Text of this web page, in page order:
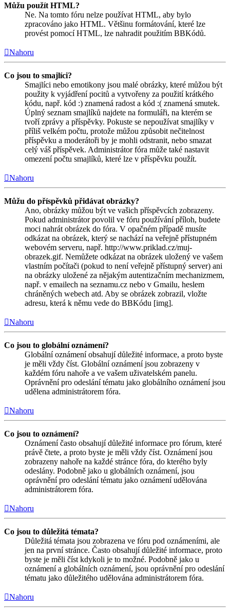
Můžu použít HTML?
Ne. Na tomto fóru nelze používat HTML, aby bylo
zpracováno jako HTML. Většinu formátování, které lze
provést pomocí HTML, lze nahradit použitím BBKódů.
Nahoru
Co jsou to smajlíci?
Smajlíci nebo emotikony jsou malé obrázky, které můžou být
použity k vyjádření pocitů a vytvořeny za použití krátkého
kódu, např. kód :) znamená radost a kód :( znamená smutek.
Úplný seznam smajlíků najdete na formuláři, na kterém se
tvoří zprávy a příspěvky. Pokuste se nepoužívat smajlíky v
příliš velkém počtu, protože můžou způsobit nečitelnost
příspěvku a moderátoři by je mohli odstranit, nebo smazat
celý váš příspěvek. Administrátor fóra může také nastavit
omezení počtu smajlíků, které lze v příspěvku použít.
Nahoru
Můžu do příspěvků přidávat obrázky?
Ano, obrázky můžou být ve vašich příspěvcích zobrazeny.
Pokud administrátor povolil ve fóru používání příloh, budete
moci nahrát obrázek do fóra. V opačném případě musíte
odkázat na obrázek, který se nachází na veřejně přístupném
webovém serveru, např. http://www.priklad.cz/muj-
obrazek.gif. Nemůžete odkázat na obrázek uložený ve vašem
vlastním počítači (pokud to není veřejně přístupný server) ani
na obrázky uložené za nějakým autentizačním mechanizmem,
např. v emailech na seznamu.cz nebo v Gmailu, heslem
chráněných webech atd. Aby se obrázek zobrazil, vložte
adresu, která k němu vede do BBKódu [img].
Nahoru
Co jsou to globální oznámení?
Globální oznámení obsahují důležité informace, a proto byste
je měli vždy číst. Globální oznámení jsou zobrazeny v
každém fóru nahoře a ve vašem uživatelském panelu.
Oprávnění pro odeslání tématu jako globálního oznámení jsou
udělena administrátorem fóra.
Nahoru
Co jsou to oznámení?
Oznámení často obsahují důležité informace pro fórum, které
právě čtete, a proto byste je měli vždy číst. Oznámení jsou
zobrazeny nahoře na každé stránce fóra, do kterého byly
odeslány. Podobně jako u globálních oznámení, jsou
oprávnění pro odeslání tématu jako oznámení udělována
administrátorem fóra.
Nahoru
Co jsou to důležitá témata?
Důležitá témata jsou zobrazena ve fóru pod oznámeními, ale
jen na první stránce. Často obsahují důležité informace, proto
byste je měli číst kdykoli je to možné. Podobně jako u
oznámení a globálních oznámení, jsou oprávnění pro odeslání
tématu jako důležitého udělována administrátorem fóra.
Nahoru